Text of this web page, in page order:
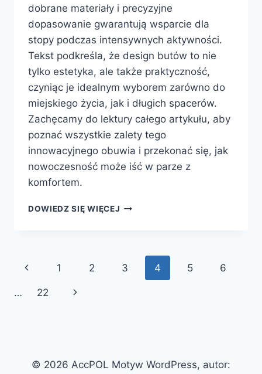
dobrane materiały i precyzyjne
dopasowanie gwarantują wsparcie dla
stopy podczas intensywnych aktywności.
Tekst podkreśla, że design butów to nie
tylko estetyka, ale także praktyczność,
czyniąc je idealnym wyborem zarówno do
miejskiego życia, jak i długich spacerów.
Zachęcamy do lektury całego artykułu, aby
poznać wszystkie zalety tego
innowacyjnego obuwia i przekonać się, jak
nowoczesność może iść w parze z
komfortem.
DOWIEDZ SIĘ WIĘCEJ BUTY
KOMFORT
Nawigacja
strony
Poprzednia
strona
1 2 3 4 5 6
… 22
Następna
© 2026 AccPOL Motyw WordPress, autor: